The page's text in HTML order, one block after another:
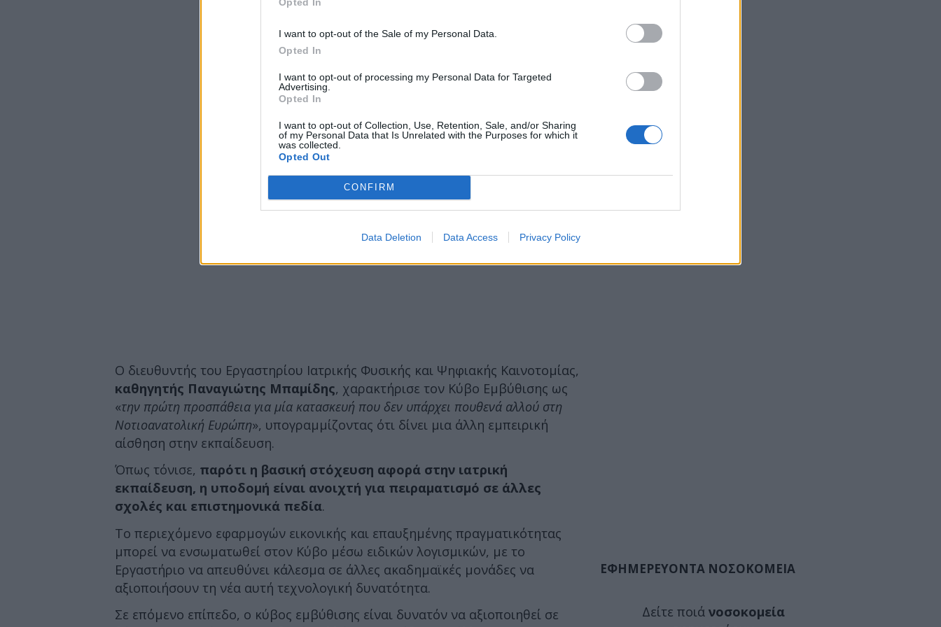
I want to opt-out of the Sale of my Personal Data.
Opted In
I want to opt-out of processing my Personal Data for Targeted
Advertising.
Opted In
I want to opt-out of Collection, Use, Retention, Sale, and/or Sharing
of my Personal Data that Is Unrelated with the Purposes for which it
was collected.
Opted Out
CONFIRM
Data Deletion Data Access Privacy Policy
Ο διευθυντής του Εργαστηρίου Ιατρικής Φυσικής και Ψηφιακής Καινοτομίας,
καθηγητής Παναγιώτης Μπαμίδης, χαρακτήρισε τον Κύβο Εμβύθισης ως
«την πρώτη προσπάθεια για μία κατασκευή που δεν υπάρχει πουθενά αλλού στη
Νοτιοανατολική Ευρώπη», υπογραμμίζοντας ότι δίνει μια άλλη εμπειρική
αίσθηση στην εκπαίδευση.
Όπως τόνισε, παρότι η βασική στόχευση αφορά στην ιατρική
εκπαίδευση, η υποδομή είναι ανοιχτή για πειραματισμό σε άλλες
σχολές και επιστημονικά πεδία.
Το περιεχόμενο εφαρμογών εικονικής και επαυξημένης πραγματικότητας
μπορεί να ενσωματωθεί στον Κύβο μέσω ειδικών λογισμικών, με το
Εργαστήριο να απευθύνει κάλεσμα σε άλλες ακαδημαϊκές μονάδες να
αξιοποιήσουν τη νέα αυτή τεχνολογική δυνατότητα.
Σε επόμενο επίπεδο, ο κύβος εμβύθισης είναι δυνατόν να αξιοποιηθεί σε
ΕΦΗΜΕΡΕΥΟΝΤΑ ΝΟΣΟΚΟΜΕΙΑ
Δείτε ποιά νοσοκομεία